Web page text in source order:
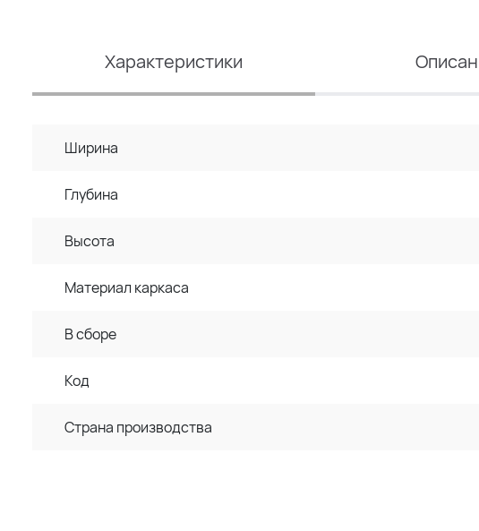
Характеристики
Ширина
Глубина
Высота
Материал каркаса
В сборе
Код
Страна производства